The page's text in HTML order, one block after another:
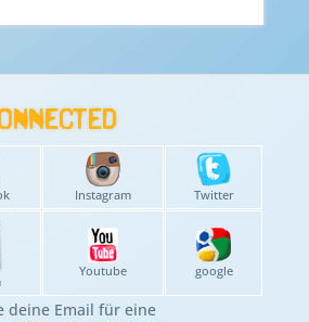
Instagram Twitter
Youtube google
deine Email für eine